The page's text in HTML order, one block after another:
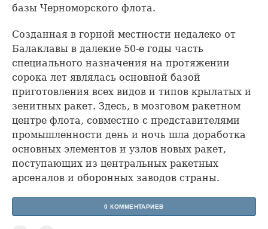
базы Черноморского флота.
Созданная в горной местности недалеко от
Балаклавы в далекие 50-е годы часть
специального назначения на протяжении
сорока лет являлась основной базой
приготовления всех видов и типов крылатых и
зенитных ракет. Здесь, в мозговом ракетном
центре флота, совместно с представителями
промышленности день и ночь шла доработка
основных элементов и узлов новых ракет,
поступающих из центральных ракетных
арсеналов и оборонных заводов страны.
0 КОММЕНТАРИЕВ